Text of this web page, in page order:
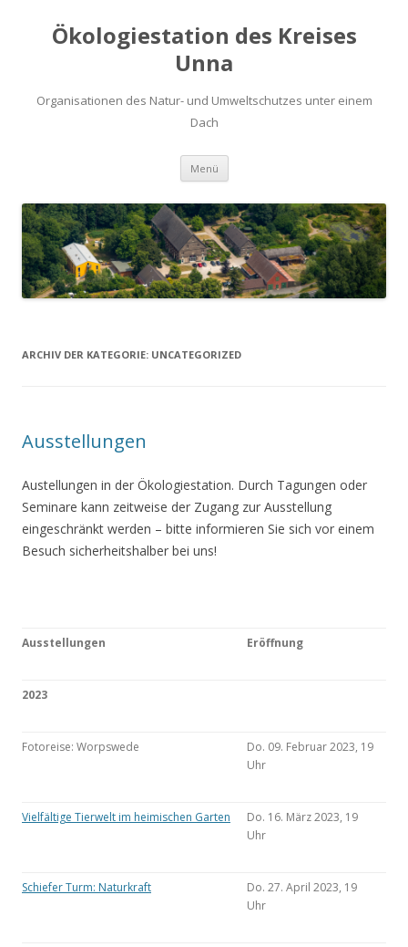
Ökologiestation des Kreises
Unna
Organisationen des Natur- und Umweltschutzes unter einem
Dach
Menü Zum
springen
ARCHIV DER KATEGORIE: UNCATEGORIZED
Ausstellungen
Austellungen in der Ökologiestation. Durch Tagungen oder
Seminare kann zeitweise der Zugang zur Ausstellung
eingeschränkt werden – bitte informieren Sie sich vor einem
Besuch sicherheitshalber bei uns!
Ausstellungen Eröffnung
2023
Fotoreise: Worpswede
Do. 09. Februar 2023, 19
Uhr
Vielfältige Tierwelt im heimischen Garten
Do. 16. März 2023, 19
Uhr
Schiefer Turm: Naturkraft
Do. 27. April 2023, 19
Uhr